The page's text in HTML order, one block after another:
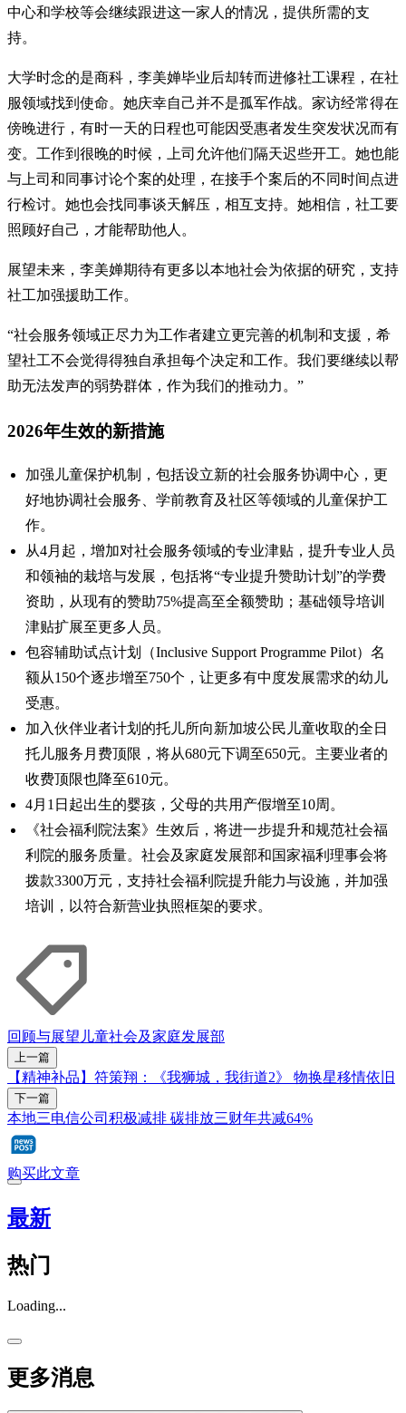
中心和学校等会继续跟进这一家人的情况，提供所需的支
持。
大学时念的是商科，李美婵毕业后却转而进修社工课程，在社
服领域找到使命。她庆幸自己并不是孤军作战。家访经常得在
傍晚进行，有时一天的日程也可能因受惠者发生突发状况而有
变。工作到很晚的时候，上司允许他们隔天迟些开工。她也能
与上司和同事讨论个案的处理，在接手个案后的不同时间点进
行检讨。她也会找同事谈天解压，相互支持。她相信，社工要
照顾好自己，才能帮助他人。
展望未来，李美婵期待有更多以本地社会为依据的研究，支持
社工加强援助工作。
“社会服务领域正尽力为工作者建立更完善的机制和支援，希
望社工不会觉得得独自承担每个决定和工作。我们要继续以帮
助无法发声的弱势群体，作为我们的推动力。”
2026年生效的新措施
加强儿童保护机制，包括设立新的社会服务协调中心，更
好地协调社会服务、学前教育及社区等领域的儿童保护工
作。
从4月起，增加对社会服务领域的专业津贴，提升专业人员
和领袖的栽培与发展，包括将“专业提升赞助计划”的学费
资助，从现有的赞助75%提高至全额赞助；基础领导培训
津贴扩展至更多人员。
包容辅助试点计划（Inclusive Support Programme Pilot）名
额从150个逐步增至750个，让更多有中度发展需求的幼儿
受惠。
加入伙伴业者计划的托儿所向新加坡公民儿童收取的全日
托儿服务月费顶限，将从680元下调至650元。主要业者的
收费顶限也降至610元。
4月1日起出生的婴孩，父母的共用产假增至10周。
《社会福利院法案》生效后，将进一步提升和规范社会福
利院的服务质量。社会及家庭发展部和国家福利理事会将
拨款3300万元，支持社会福利院提升能力与设施，并加强
培训，以符合新营业执照框架的要求。
回顾与展望 儿童社会及家庭发展部
上一篇
【精神补品】符策翔：《我狮城，我街道2》 物换星移情依旧
下一篇
本地三电信公司积极减排 碳排放三财年共减64%
购买此文章
最新
热门
Loading...
更多消息